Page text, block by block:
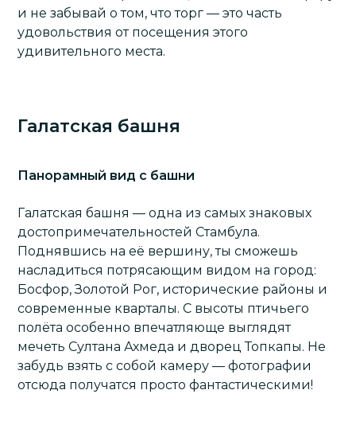
и не забывай о том, что торг — это часть
удовольствия от посещения этого
удивительного места.
Галатская башня
Панорамный вид с башни
Галатская башня — одна из самых знаковых
достопримечательностей Стамбула.
Поднявшись на её вершину, ты сможешь
насладиться потрясающим видом на город:
Босфор, Золотой Рог, исторические районы и
современные кварталы. С высоты птичьего
полёта особенно впечатляюще выглядят
мечеть Султана Ахмеда и дворец Топкапы. Не
забудь взять с собой камеру — фотографии
отсюда получатся просто фантастическими!